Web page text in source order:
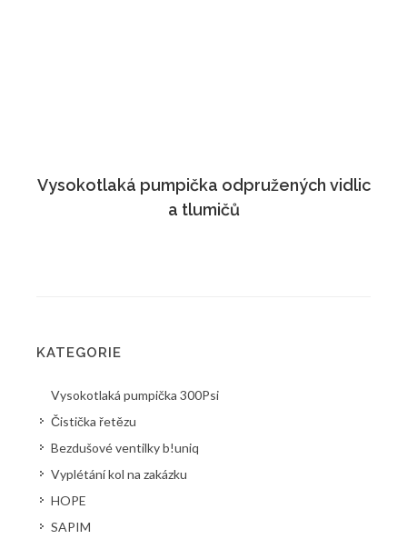
Vysokotlaká pumpička odpružených vidlic
a tlumičů
KATEGORIE
Vysokotlaká pumpička 300Psi
Čistička řetězu
Bezdušové ventilky b!uniq
Vyplétání kol na zakázku
HOPE
SAPIM